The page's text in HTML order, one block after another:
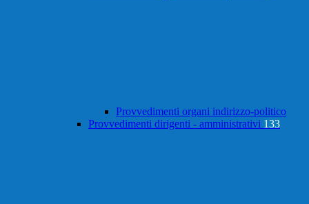
Provvedimenti organi indirizzo-politico
Provvedimenti dirigenti - amministrativi 133